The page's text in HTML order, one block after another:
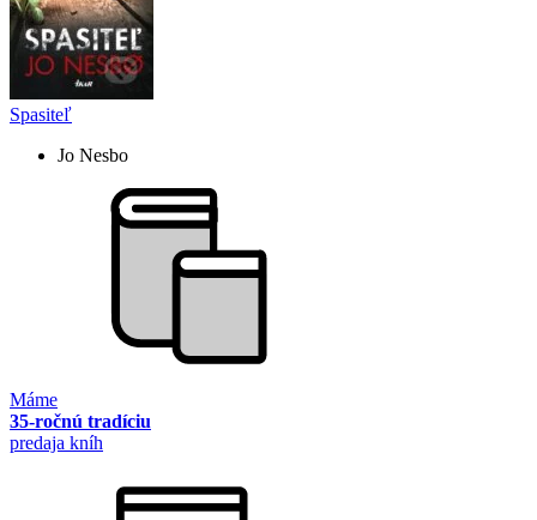
Spasiteľ
Jo Nesbo
Máme
35-ročnú tradíciu
predaja kníh